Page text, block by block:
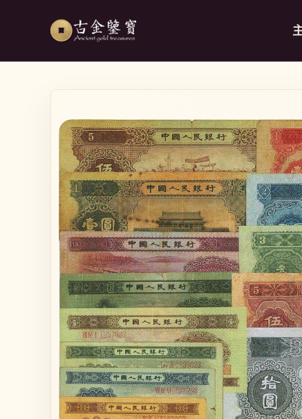
跳至內容
略過產品
資訊